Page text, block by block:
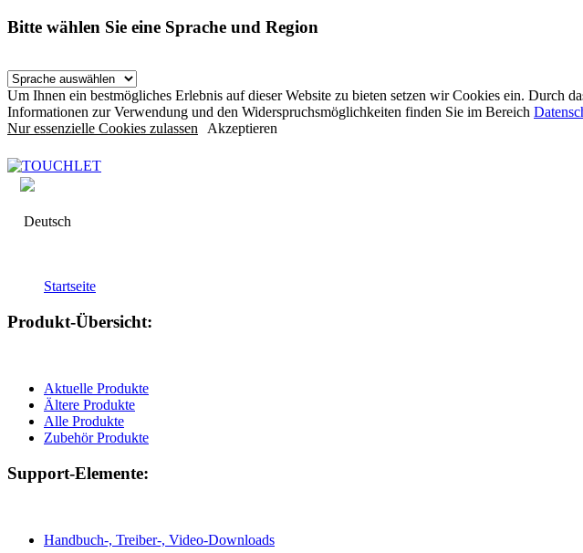
Bitte wählen Sie eine Sprache und Region
Um Ihnen ein bestmögliches Erlebnis auf dieser Website zu bieten setzen wir Cookies ein.
Informationen zur Verwendung und den Widerspruchsmöglichkeiten finden Sie im Bereich
Nur essenzielle Cookies zulassen Akzeptieren
Deutsch
Startseite
Produkt-Übersicht:
Aktuelle Produkte
Ältere Produkte
Alle Produkte
Zubehör Produkte
Support-Elemente:
Handbuch-, Treiber-, Video-Downloads